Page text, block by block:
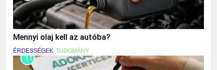
Mennyi olaj kell az autóba?
ÉRDESSÉGEK TUDOMÁNY
11